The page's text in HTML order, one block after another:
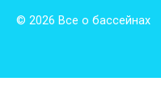
© 2026 Все о бассейнах